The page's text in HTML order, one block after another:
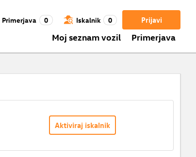
Prijavi
Primerjava 0 Iskalnik 0
Moj seznam vozil Primerjava
Aktiviraj iskalnik